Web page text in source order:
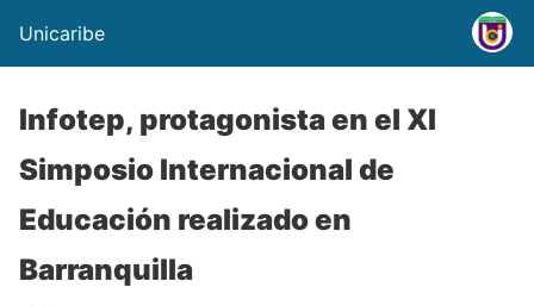
Unicaribe
Infotep, protagonista en el XI
Simposio Internacional de
Educación realizado en
Barranquilla